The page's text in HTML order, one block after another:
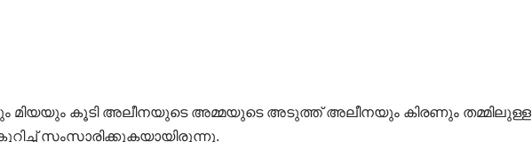
കൂടി അലീനയുടെ അമ്മയുടെ അടുത്ത് അലീനയും കിരണും തമ്മിലുള്ള
സംസാരിക്കുകയായിരുന്നു.